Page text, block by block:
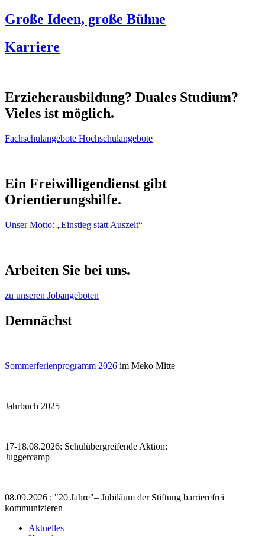
Große Ideen, große Bühne
Karriere
Erzieherausbildung? Duales Studium?
Vieles ist möglich.
Fachschulangebote Hochschulangebote
Ein Freiwilligendienst gibt
Orientierungshilfe.
Unser Motto: „Einstieg statt Auszeit“
Arbeiten Sie bei uns.
zu unseren Jobangeboten
Demnächst
Sommerferienprogramm 2026 im Meko Mitte
Jahrbuch 2025
17-18.08.2026: Schulübergreifende Aktion:
Juggercamp
08.09.2026 : "20 Jahre"– Jubiläum der Stiftung barrierefrei
kommunizieren
Aktuelles